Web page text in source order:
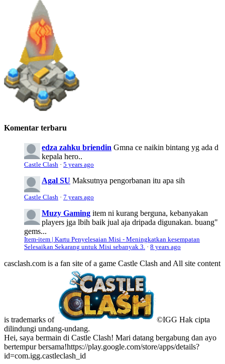
Komentar terbaru
edza zahku briendin Gmna ce naikin bintang yg ada d
kepala hero..
Castle Clash · 5 years ago
Agal SU Maksutnya pengorbanan itu apa sih
Castle Clash · 7 years ago
Muzy Gaming item ni kurang berguna, kebanyakan
players jga lbih baik jual aja dripada digunakan. buang"
gems...
Item-item | Kartu Penyelesaian Misi - Meningkatkan kesempatan
Selesaikan Sekarang untuk Misi sebanyak 3. · 8 years ago
casclash.com is a fan site of a game Castle Clash and All site content
is trademarks of
©IGG Hak cipta
dilindungi undang-undang.
Hei, saya bermain di Castle Clash! Mari datang bergabung dan ayo
bertempur bersama!https://play.google.com/store/apps/details?
id=com.igg.castleclash_id